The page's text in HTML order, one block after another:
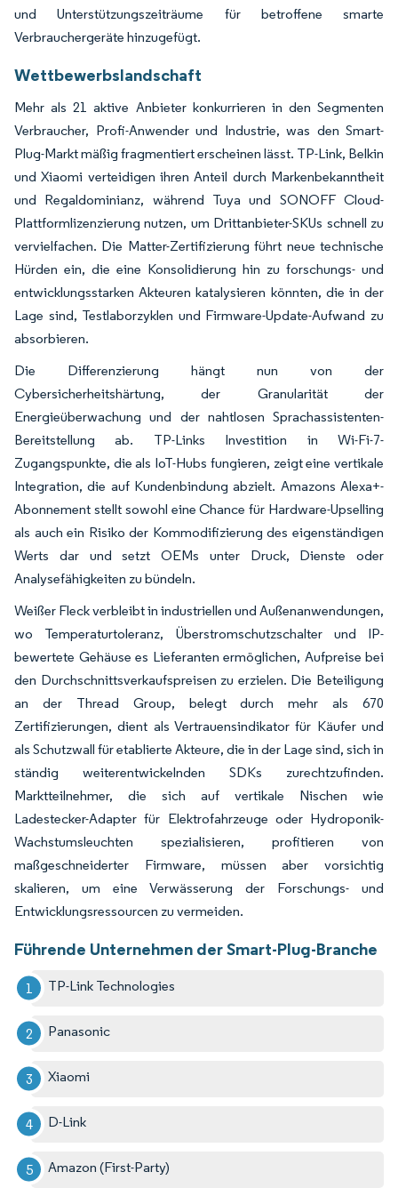
und Unterstützungszeiträume für betroffene smarte
Verbrauchergeräte hinzugefügt.
Wettbewerbslandschaft
Mehr als 21 aktive Anbieter konkurrieren in den Segmenten
Verbraucher, Profi-Anwender und Industrie, was den Smart-
Plug-Markt mäßig fragmentiert erscheinen lässt. TP-Link, Belkin
und Xiaomi verteidigen ihren Anteil durch Markenbekanntheit
und Regaldominianz, während Tuya und SONOFF Cloud-
Plattformlizenzierung nutzen, um Drittanbieter-SKUs schnell zu
vervielfachen. Die Matter-Zertifizierung führt neue technische
Hürden ein, die eine Konsolidierung hin zu forschungs- und
entwicklungsstarken Akteuren katalysieren könnten, die in der
Lage sind, Testlaborzyklen und Firmware-Update-Aufwand zu
absorbieren.
Die Differenzierung hängt nun von der
Cybersicherheitshärtung, der Granularität der
Energieüberwachung und der nahtlosen Sprachassistenten-
Bereitstellung ab. TP-Links Investition in Wi-Fi-7-
Zugangspunkte, die als IoT-Hubs fungieren, zeigt eine vertikale
Integration, die auf Kundenbindung abzielt. Amazons Alexa+-
Abonnement stellt sowohl eine Chance für Hardware-Upselling
als auch ein Risiko der Kommodifizierung des eigenständigen
Werts dar und setzt OEMs unter Druck, Dienste oder
Analysefähigkeiten zu bündeln.
Weißer Fleck verbleibt in industriellen und Außenanwendungen,
wo Temperaturtoleranz, Überstromschutzschalter und IP-
bewertete Gehäuse es Lieferanten ermöglichen, Aufpreise bei
den Durchschnittsverkaufspreisen zu erzielen. Die Beteiligung
an der Thread Group, belegt durch mehr als 670
Zertifizierungen, dient als Vertrauensindikator für Käufer und
als Schutzwall für etablierte Akteure, die in der Lage sind, sich in
ständig weiterentwickelnden SDKs zurechtzufinden.
Marktteilnehmer, die sich auf vertikale Nischen wie
Ladestecker-Adapter für Elektrofahrzeuge oder Hydroponik-
Wachstumsleuchten spezialisieren, profitieren von
maßgeschneiderter Firmware, müssen aber vorsichtig
skalieren, um eine Verwässerung der Forschungs- und
Entwicklungsressourcen zu vermeiden.
Führende Unternehmen der Smart-Plug-Branche
TP-Link Technologies
Panasonic
Xiaomi
D-Link
Amazon (First-Party)